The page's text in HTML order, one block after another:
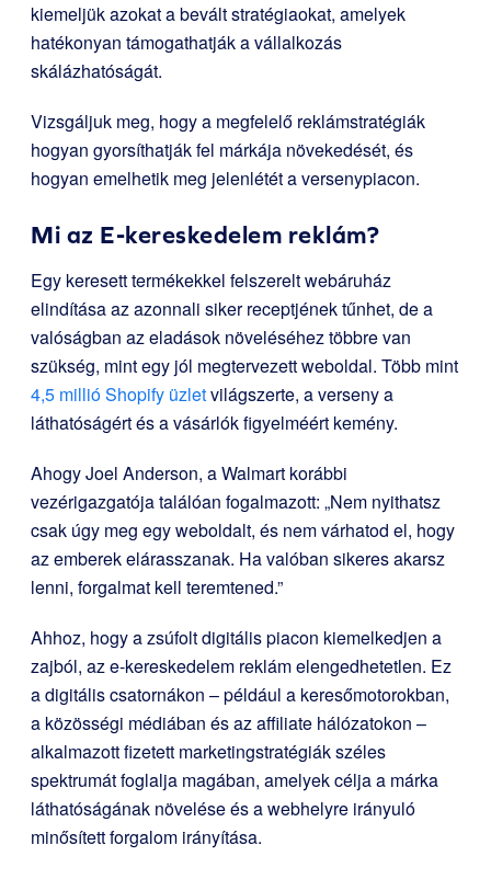
kiemeljük azokat a bevált stratégiaokat, amelyek
hatékonyan támogathatják a vállalkozás
skálázhatóságát.
Vizsgáljuk meg, hogy a megfelelő reklámstratégiák
hogyan gyorsíthatják fel márkája növekedését, és
hogyan emelhetik meg jelenlétét a versenypiacon.
Mi az E-kereskedelem reklám?
Egy keresett termékekkel felszerelt webáruház
elindítása az azonnali siker receptjének tűnhet, de a
valóságban az eladások növeléséhez többre van
szükség, mint egy jól megtervezett weboldal. Több mint
4,5 millió Shopify üzletvilágszerte, a verseny a
láthatóságért és a vásárlók figyelméért kemény.
Ahogy Joel Anderson, a Walmart korábbi
vezérigazgatója találóan fogalmazott: „Nem nyithatsz
csak úgy meg egy weboldalt, és nem várhatod el, hogy
az emberek elárasszanak. Ha valóban sikeres akarsz
lenni, forgalmat kell teremtened.”
Ahhoz, hogy a zsúfolt digitális piacon kiemelkedjen a
zajból, az e-kereskedelem reklám elengedhetetlen. Ez
a digitális csatornákon – például a keresőmotorokban,
a közösségi médiában és az affiliate hálózatokon –
alkalmazott fizetett marketingstratégiák széles
spektrumát foglalja magában, amelyek célja a márka
láthatóságának növelése és a webhelyre irányuló
minősített forgalom irányítása.